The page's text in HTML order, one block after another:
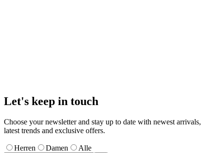
Let's keep in touch
Choose your newsletter and stay up to date with newest arrivals,
latest trends and exclusive offers.
Herren Damen Alle